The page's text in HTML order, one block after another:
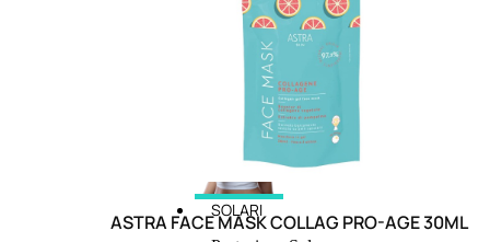
Gel
capelli
Colorazione
SOLARI
ASTRA FACE MASK COLLAG PRO-AGE 30ML